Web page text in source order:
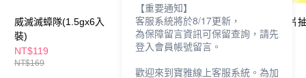
威滅滅蟑隊(1.5gx6入
裝)
NT$119
NT$169
威滅滅蟑隊6入-優雅設
NT$169
威滅衣櫃除蟲片
10入柑橘清香
【重要通知】
客服系統將於8/17更新，
為保障留言資訊可保留查詢，請先
登入會員帳號留言。
歡迎來到寶雅線上客服系統。為加